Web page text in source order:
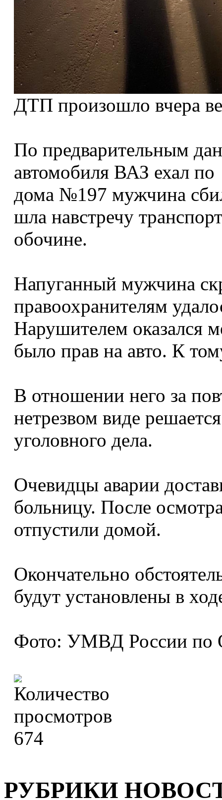
ДТП произошло вчера
По предварительным
автомобиля ВАЗ ехал
дома №197 мужчина
шла навстречу
обочине.
Напуганный мужчина
правоохранителям
Нарушителем оказался
было прав на авто. К
В отношении него за
нетрезвом виде
уголовного дела.
Очевидцы аварии
больницу. После
отпустили домой.
Окончательно
будут установлены в
Фото: УМВД России по
674
РУБРИКИ